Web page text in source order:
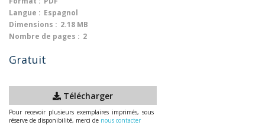
Langue : Espagnol
Dimensions : 2.18 MB
Nombre de pages : 2
Gratuit
Télécharger
Pour recevoir plusieurs exemplaires imprimés, sous
réserve de disponibilité, merci de nous contacter